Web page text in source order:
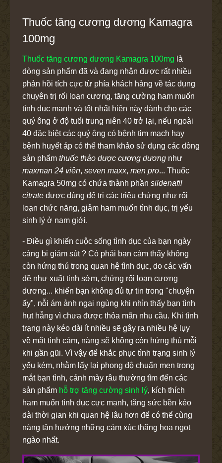
Thuốc tăng cương dương Kamagra
100mg
Thuốc tăng cương dương Kamagra 100mg là
dòng sản phẩm đã và đang nhận được rất nhiều
phản hồi tích cực từ phía khách hàng về tác dụng
chuyên trị rối loạn cương, tăng cường ham muốn
tình dục mạnh và tốt nhất hiện này dành cho các
quý ông ở độ tuổi trung niên 40 trở lại, nếu ngoài
40 đặc biệt các quý ông có bệnh tim mạch hay
bệnh huyết áp có thể tham khảo sử dụng các dòng
sản phẩm thuốc thảo dược cương dương như
maxman 24 viên, seven maxx, men pro... Thuốc
Kamagra 50mg có chứa thành phần sildenafil
citrate được dùng để trị các triệu chứng như rối
loạn chức năng, giảm ham muốn tình dục, trị yếu
sinh lý ở nam giới.
- Điều gì khiến cuộc sống tình dục của bạn ngày
càng bị giảm sút ? Có phải bạn cảm thấy không
còn hứng thú trong quan hệ tình dục, do các vấn
đề như xuất tinh sớm, chứng rối loạn cương
dương... khiến bạn không đủ tự tin trong "chuyện
ấy", nỗi ám ảnh ngại ngùng khi nhìn thấy bạn tình
hụt hẫng vì chưa được thỏa mãn nhu cầu. Khi tình
trạng này kéo dài ít nhiều sẽ gây ra nhiều hệ lụy
về mặt tình cảm, nàng sẽ không còn hứng thú mỗi
khi gần gũi. Vì vậy để khắc phục tình trạng sinh lý
yếu kém, nhằm lấy lại phong độ chuẩn men trong
mắt bạn tình, cánh mày râu thường tìm đến các
sản phẩm hỗ trợ tăng cường sinh lý, kích thích
ham muốn tình dục cực mạnh, tăng sức bền kéo
dài thời gian khi quan hệ lâu hơn để có thể cùng
nàng tận hưởng những cảm xúc thăng hoa ngọt
ngào nhất.